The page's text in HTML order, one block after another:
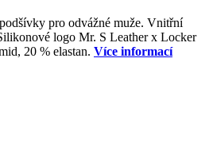
pro odvážné muže. Vnitřní
logo Mr. S Leather x Locker
20 % elastan. Více informací